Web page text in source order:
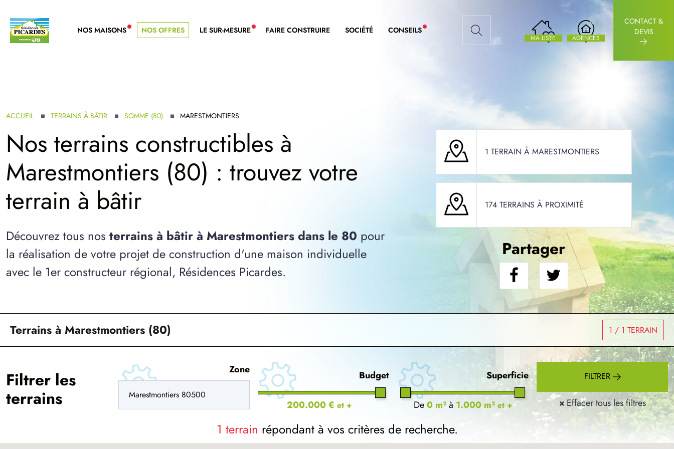
NOS MAISONS NOUVELLE GAMME
NOS OFFRES LE SUR-MESURE NOUVEAU SERVICE BDL EXTENSION
FAIRE CONSTRUIRE SOCIÉTÉ CONSEILS NOUVEAUX ARTICLES
MA LISTE AGENCES
CONTACT &
DEVIS
ACCUEIL TERRAINS À BÂTIR SOMME (80) MARESTMONTIERS
Nos terrains constructibles à
Marestmontiers (80) : trouvez votre
terrain à bâtir
Découvrez tous nos terrains à bâtir à Marestmontiers dans le 80 pour
la réalisation de votre projet de construction d'une maison individuelle
avec le 1er constructeur régional, Résidences Picardes.
1 TERRAIN À MARESTMONTIERS
174 TERRAINS À PROXIMITÉ
Partager
Terrains à Marestmontiers (80) 1 / 1 TERRAIN
Filtrer les
terrains
Zone Budget
200.000 € et +
Superficie
De0 m²à 1.000 m² et +
FILTRER
× Effacer tous les filtres
1 terrain répondant à vos critères de recherche.